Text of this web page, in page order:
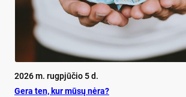
2026 m. rugpjūčio 5 d.
Ge­ra ten, kur mū­sų nė­ra?